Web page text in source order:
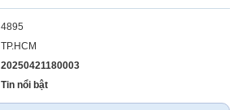
4895
TP.HCM
20250421180003
Tin nổi bật